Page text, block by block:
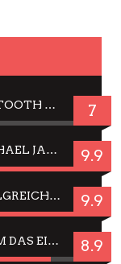
JBL TUNE 720BT: OVER EAR BLUETOOTH KOPFHÖRER UM DIE 50,-€ IM DAUER-TEST 7
WEGEN DES ERFOLGES – MJ: MICHAEL JACKSON MUSICAL IN EINER MATINEE SEHEN 9.9
JELLYFISH HAMBURG: DAS ERFOLGREICHE SOMMER-MENÜ 2025 IN GEFÜHLEN UND BILDERN 9.9
CÉSAR FÜR JIM CARREY? WARUM DAS EINER DER NERVIGSTEN ACTORS IST UND BLEIBT 8.9